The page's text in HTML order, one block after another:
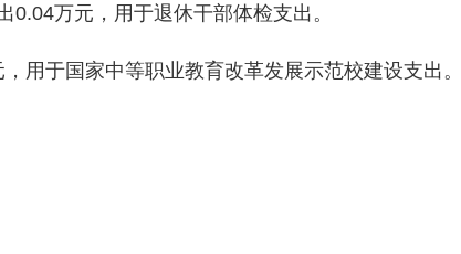
万元，用于退休干部体检支出。
于国家中等职业教育改革发展示范校建设支出。